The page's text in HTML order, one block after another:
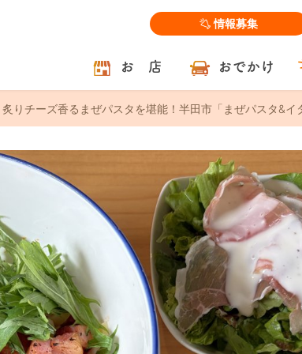
情報募集
お 店 おでかけ
炙りチーズ香るまぜパスタを堪能！半田市「まぜパスタ&